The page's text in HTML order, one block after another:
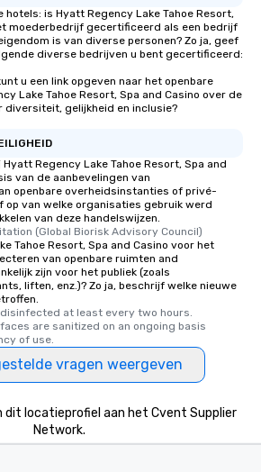
hotels: is Hyatt Regency Lake Tahoe Resort,
moederbedrijf gecertificeerd als een bedrijf
is van diverse personen? Zo ja, geef
diverse bedrijven u bent gecertificeerd:
u een link opgeven naar het openbare
Lake Tahoe Resort, Spa and Casino over de
diversiteit, gelijkheid en inclusie?
Regency Lake Tahoe Resort, Spa and
van de aanbevelingen van
openbare overheidsinstanties of privé-
op van welke organisaties gebruik werd
van deze handelswijzen.
(Global Biorisk Advisory Council)
Tahoe Resort, Spa and Casino voor het
van openbare ruimten and
zijn voor het publiek (zoals
liften, enz.)? Zo ja, beschrijf welke nieuwe
disinfected at least every two hours.
are sanitized on an ongoing basis
of use.
vragen weergeven
dit locatieprofiel aan het Cvent Supplier
Network.